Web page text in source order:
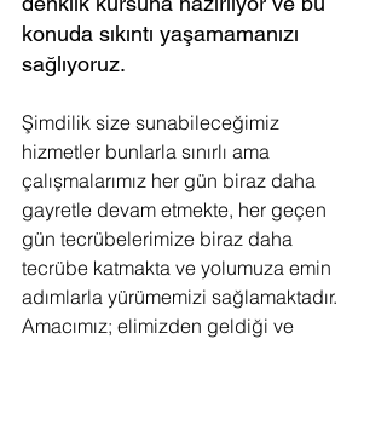
konuda sıkıntı yaşamamanızı
sağlıyoruz.
Şimdilik size sunabileceğimiz
hizmetler bunlarla sınırlı ama
çalışmalarımız her gün biraz daha
gayretle devam etmekte, her geçen
gün tecrübelerimize biraz daha
tecrübe katmakta ve yolumuza emin
adımlarla yürümemizi sağlamaktadır.
Amacımız; elimizden geldiği ve